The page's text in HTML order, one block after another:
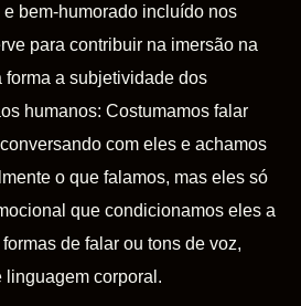
bem-humorado incluído nos
para contribuir na imersão na
forma a subjetividade dos
humanos: Costumamos falar
com eles e achamos
o que falamos, mas eles só
que condicionamos eles a
de falar ou tons de voz,
linguagem corporal.